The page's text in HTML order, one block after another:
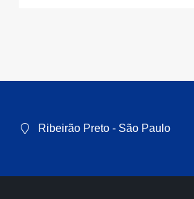
Ribeirão Preto - São Paulo